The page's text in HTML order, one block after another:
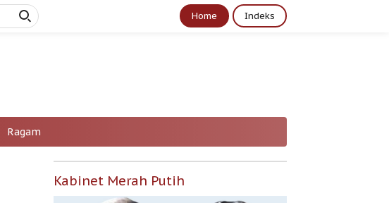
Home Indeks
Ragam
Kabinet Merah Putih